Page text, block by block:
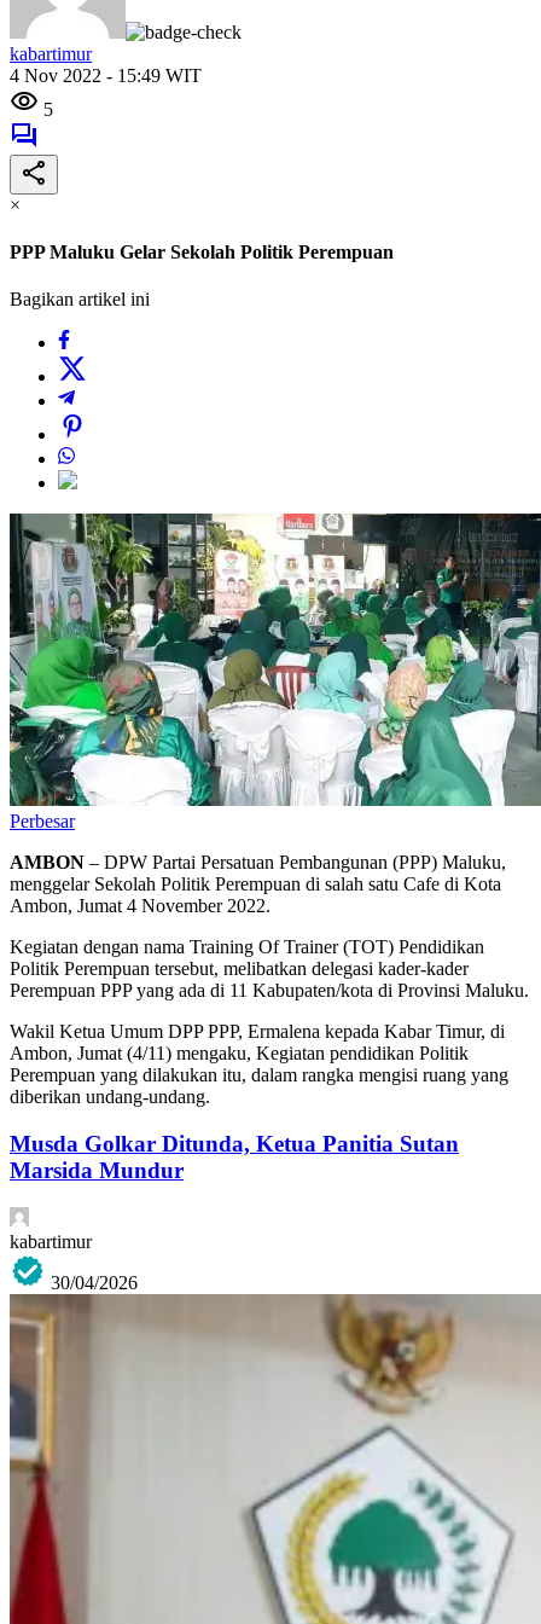
kabartimur
4 Nov 2022 - 15:49 WIT
5
×
PPP Maluku Gelar Sekolah Politik Perempuan
Bagikan artikel ini
Perbesar
AMBON – DPW Partai Persatuan Pembangunan (PPP) Maluku,
menggelar Sekolah Politik Perempuan di salah satu Cafe di Kota
Ambon, Jumat 4 November 2022.
Kegiatan dengan nama Training Of Trainer (TOT) Pendidikan
Politik Perempuan tersebut, melibatkan delegasi kader-kader
Perempuan PPP yang ada di 11 Kabupaten/kota di Provinsi Maluku.
Wakil Ketua Umum DPP PPP, Ermalena kepada Kabar Timur, di
Ambon, Jumat (4/11) mengaku, Kegiatan pendidikan Politik
Perempuan yang dilakukan itu, dalam rangka mengisi ruang yang
diberikan undang-undang.
Musda Golkar Ditunda, Ketua Panitia Sutan
Marsida Mundur
kabartimur
30/04/2026